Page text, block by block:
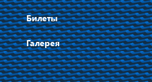
Билеты
Галерея